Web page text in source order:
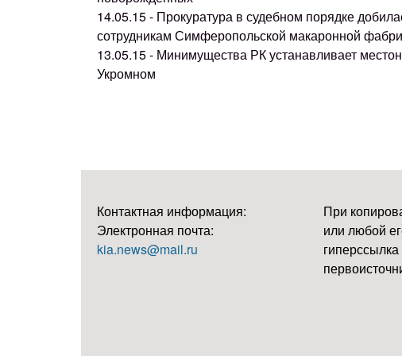
14.05.15 - Прокуратура в судебном порядке
сотрудникам Симферопольской макаронной
13.05.15 - Минимущества РК устанавливает
Укромном
Контактная информация:
Электронная почта:
kia.news@mail.ru
При
или любой